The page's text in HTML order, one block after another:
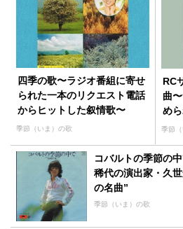
四季の歌〜ラジオ番組に寄せ
られた一本のリクエスト電話
からヒットした叙情歌〜
季節（いま）の歌
RC
曲
め
味”
季節
コバルトの季節の
稀代の演出家・久
の名曲”
季節（いま）の歌